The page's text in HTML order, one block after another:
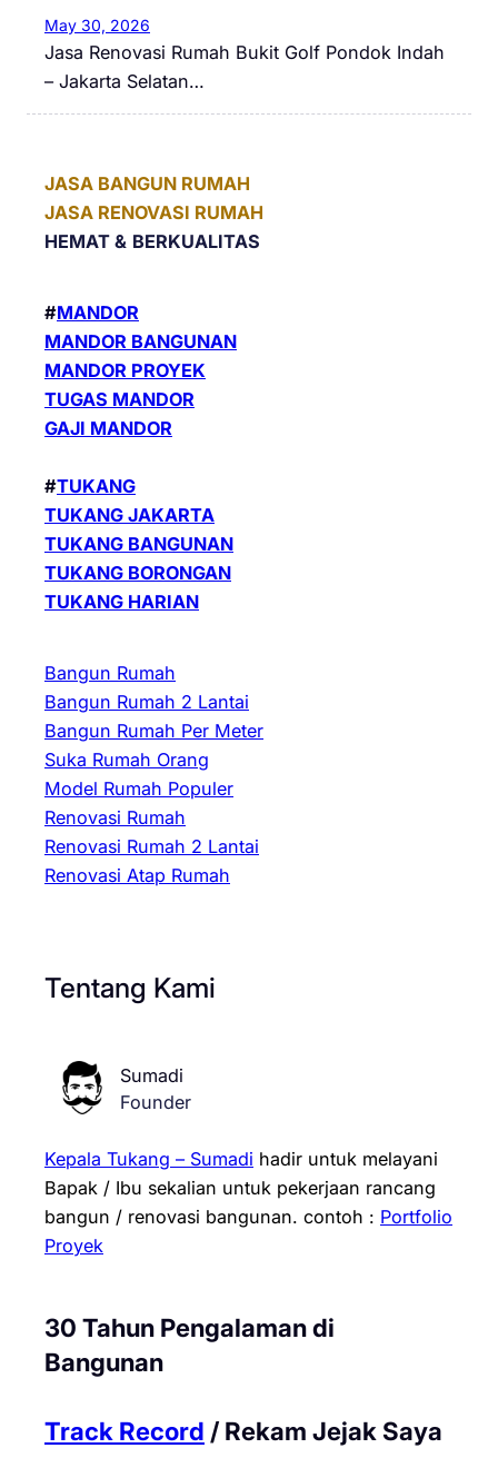
May 30, 2026
Jasa Renovasi Rumah Bukit Golf Pondok Indah
– Jakarta Selatan…
JASA BANGUN RUMAH
JASA RENOVASI RUMAH
HEMAT & BERKUALITAS
#MANDOR
MANDOR BANGUNAN
MANDOR PROYEK
TUGAS MANDOR
GAJI MANDOR
#TUKANG
TUKANG JAKARTA
TUKANG BANGUNAN
TUKANG BORONGAN
TUKANG HARIAN
Bangun Rumah
Bangun Rumah 2 Lantai
Bangun Rumah Per Meter
Suka Rumah Orang
Model Rumah Populer
Renovasi Rumah
Renovasi Rumah 2 Lantai
Renovasi Atap Rumah
Tentang Kami
Sumadi
Founder
Kepala Tukang – Sumadi hadir untuk melayani
Bapak / Ibu sekalian untuk pekerjaan rancang
bangun / renovasi bangunan. contoh : Portfolio
Proyek
30 Tahun Pengalaman di
Bangunan
Track Record / Rekam Jejak Saya